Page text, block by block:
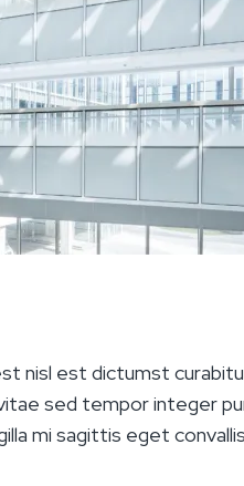
nisl est dictumst
sed tempor integer
mi sagittis eget